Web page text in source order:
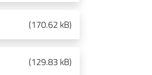
(170.62 kB)
(129.83 kB)